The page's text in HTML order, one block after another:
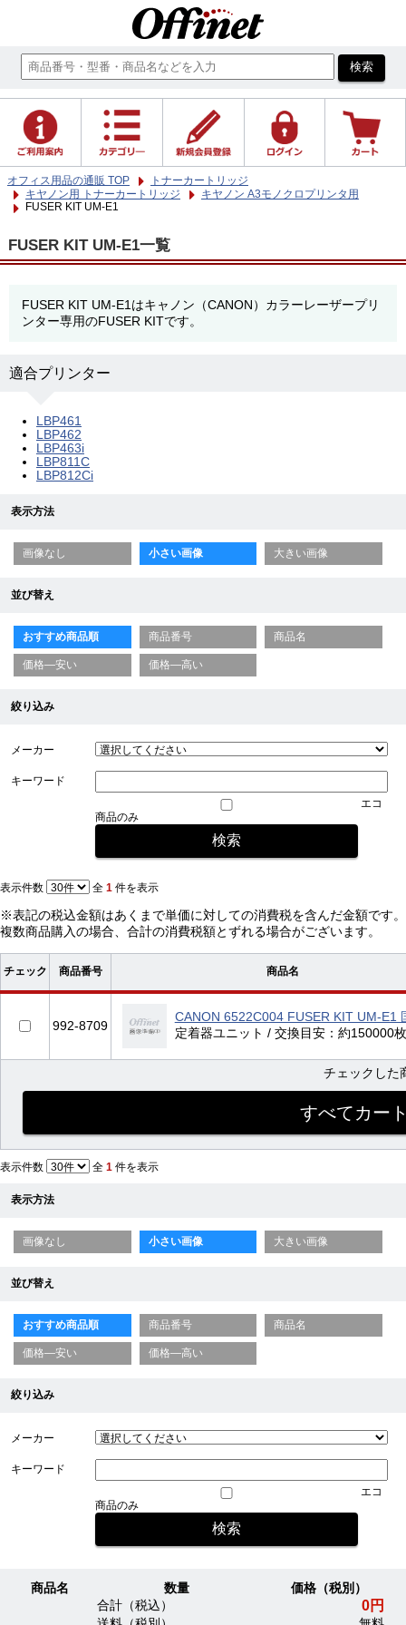
オフィス用品の通販 TOP
トナーカートリッジ
キヤノン用 トナーカートリッジ
キヤノン A3モノクロプリンタ用
FUSER KIT UM-E1
FUSER KIT UM-E1一覧
FUSER KIT UM-E1はキャノン（CANON）カラーレーザープリ
ンター専用のFUSER KITです。
適合プリンター
LBP461
LBP462
LBP463i
LBP811C
LBP812Ci
表示方法
画像なし 小さい画像 大きい画像
並び替え
おすすめ商品順 商品番号 商品名
価格—安い 価格—高い
絞り込み
メーカー
キーワード
エコ
商品のみ
表示件数 全 1 件を表示
※表記の税込金額はあくまで単価に対しての消費税を含んだ金額です。
複数商品購入の場合、合計の消費税額とずれる場合がございます。
チェック 商品番号 商品名
992-8709
CANON 6522C004 FUSER KIT UM-E1
定着器ユニット / 交換目安：約150000枚
チェックした
表示件数 全 1 件を表示
表示方法
画像なし 小さい画像 大きい画像
並び替え
おすすめ商品順 商品番号 商品名
価格—安い 価格—高い
絞り込み
メーカー
キーワード
エコ
商品のみ
商品名 数量
価格（税別）
合計（税込）
0円